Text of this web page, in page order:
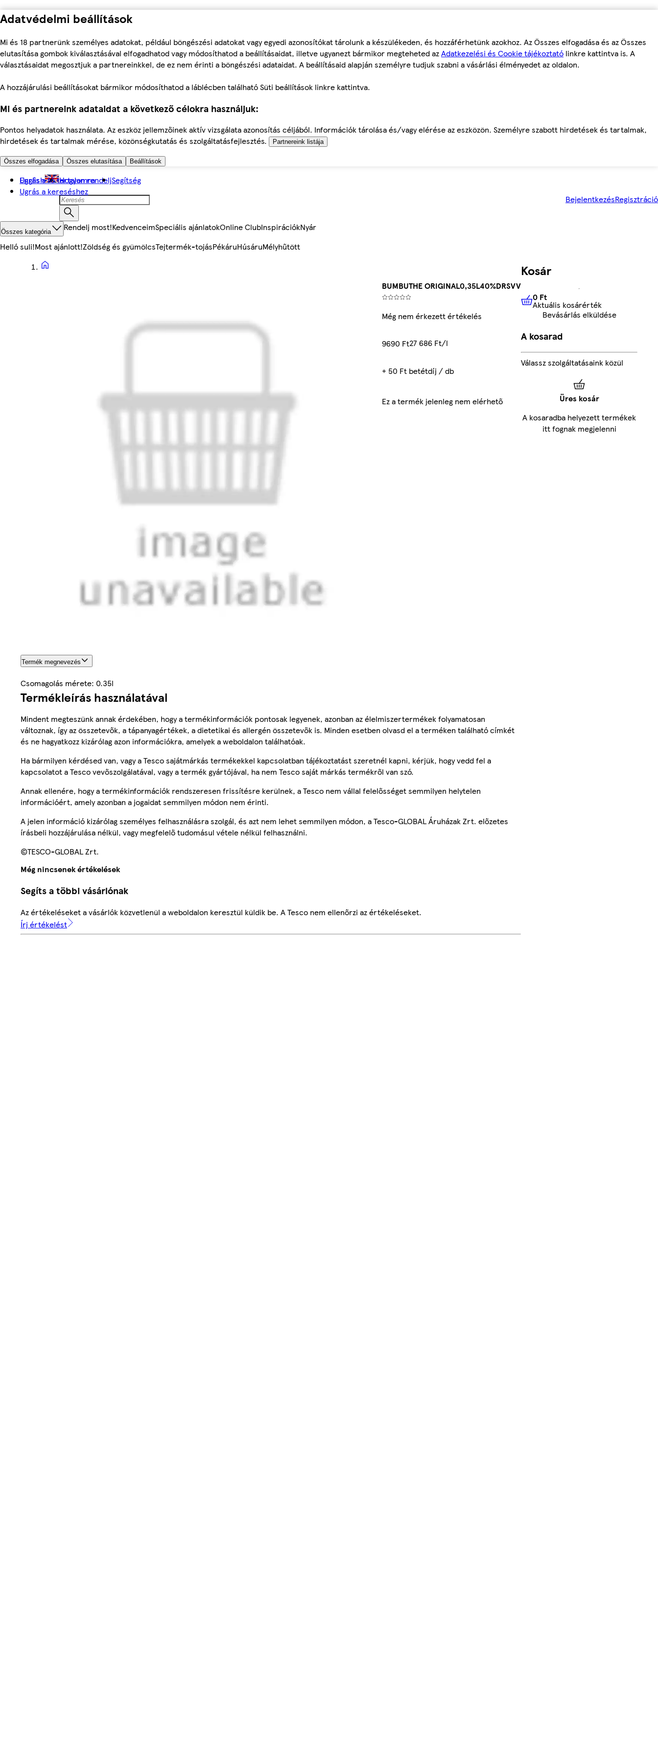
Adatvédelmi beállítások
Mi és 18 partnerünk személyes adatokat, például böngészési adatokat vagy egyedi azonosítókat tárolunk a készülékeden, és hozzáférhetünk azokhoz. Az Összes elfogadása és az Összes
elutasítása gombok kiválasztásával elfogadhatod vagy módosíthatod a beállításaidat, illetve ugyanezt bármikor megteheted azAdatkezelési és Cookie tájékoztató linkre kattintva is. A
választásaidat megosztjuk a partnereinkkel, de ez nem érinti a böngészési adataidat. A beállításaid alapján személyre tudjuk szabni a vásárlási élményedet az oldalon.
A hozzájárulási beállításokat bármikor módosíthatod a láblécben található Süti beállítások linkre kattintva.
Mi és partnereink adataidat a következő célokra használjuk:
Pontos helyadatok használata. Az eszköz jellemzőinek aktív vizsgálata azonosítás céljából. Információk tárolása és/vagy elérése az eszközön. Személyre szabott hirdetések és tartalmak,
hirdetések és tartalmak mérése, közönségkutatás és szolgáltatásfejlesztés.
Partnereink listája
Összes elfogadása Összes elutasítása Beállítások
Ugrás a fő tartalomra
Ugrás a kereséshez
English Hogyan rendeljSegítség
BejelentkezésRegisztráció
Összes kategória Rendelj most!KedvenceimSpeciális ajánlatokOnline ClubInspirációkNyár
Helló suli!Most ajánlott!Zöldség és gyümölcsTejtermék-tojásPékáruHúsáruMélyhűtött
BUMBUTHE ORIGINAL0,35L40%DRSVV
Még nem érkezett értékelés
9690 Ft27 686 Ft/l
+ 50 Ft betétdíj / db
Ez a termék jelenleg nem elérhető
Termék megnevezés
Csomagolás mérete: 0.35l
Termékleírás használatával
Mindent megteszünk annak érdekében, hogy a termékinformációk pontosak legyenek, azonban az élelmiszertermékek folyamatosan
változnak, így az összetevők, a tápanyagértékek, a dietetikai és allergén összetevők is. Minden esetben olvasd el a terméken található címkét
és ne hagyatkozz kizárólag azon információkra, amelyek a weboldalon találhatóak.
Ha bármilyen kérdésed van, vagy a Tesco sajátmárkás termékekkel kapcsolatban tájékoztatást szeretnél kapni, kérjük, hogy vedd fel a
kapcsolatot a Tesco vevőszolgálatával, vagy a termék gyártójával, ha nem Tesco saját márkás termékről van szó.
Annak ellenére, hogy a termékinformációk rendszeresen frissítésre kerülnek, a Tesco nem vállal felelősséget semmilyen helytelen
információért, amely azonban a jogaidat semmilyen módon nem érinti.
A jelen információ kizárólag személyes felhasználásra szolgál, és azt nem lehet semmilyen módon, a Tesco-GLOBAL Áruházak Zrt. előzetes
írásbeli hozzájárulása nélkül, vagy megfelelő tudomásul vétele nélkül felhasználni.
©TESCO-GLOBAL Zrt.
Még nincsenek értékelések
Segíts a többi vásárlónak
Az értékeléseket a vásárlók közvetlenül a weboldalon keresztül küldik be. A Tesco nem ellenőrzi az értékeléseket.
Írj értékelést
Kosár
0 FtAktuális kosárérték
0 Ft
Aktuális kosárérték
Bevásárlás elküldése
A kosarad
Válassz szolgáltatásaink közül
Üres kosár
A kosaradba helyezett termékek
itt fognak megjelenni